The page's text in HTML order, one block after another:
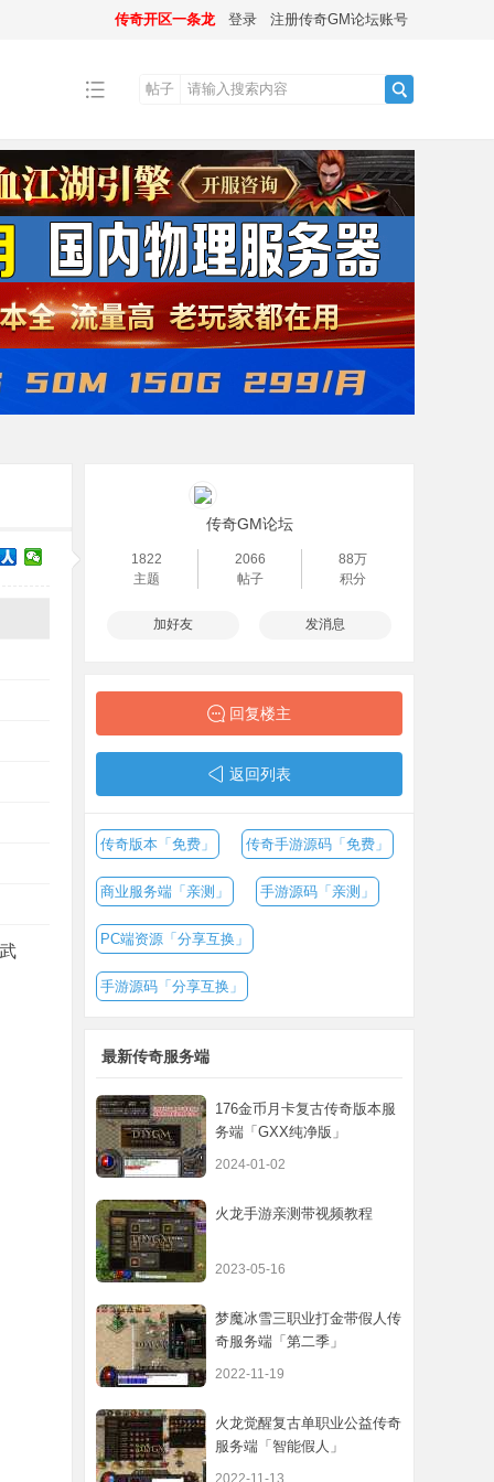
传奇开区一条龙 登录 注册传奇GM论坛账号
帖子
索
传奇GM论坛
1822
主题
2066
帖子
88万
积分
加好友 发消息
回复楼主
返回列表
传奇版本「免费」 传奇手游源码「免费」
商业服务端「亲测」 手游源码「亲测」
PC端资源「分享互换」
手游源码「分享互换」
最新传奇服务端
176金币月卡复古传奇版本服
务端「GXX纯净版」
2024-01-02
火龙手游亲测带视频教程
2023-05-16
梦魔冰雪三职业打金带假人传
奇服务端「第二季」
2022-11-19
火龙觉醒复古单职业公益传奇
服务端「智能假人」
2022-11-13